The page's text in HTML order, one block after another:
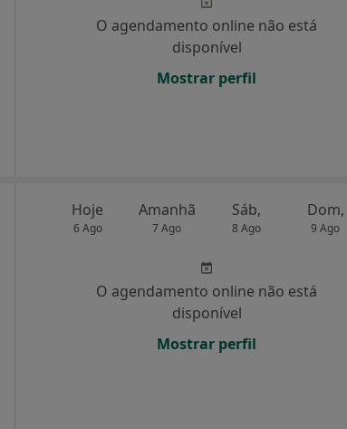
O agendamento online não está
disponível
Mostrar perfil
Hoje
6 Ago
Amanhã
7 Ago
Sáb,
8 Ago
Dom,
9 Ago
O agendamento online não está
disponível
Mostrar perfil